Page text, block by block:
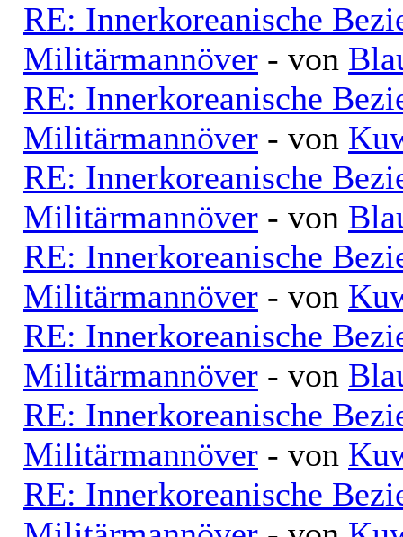
RE: Innerkoreanische
Militärmannöver - von
RE: Innerkoreanische
Militärmannöver - von
RE: Innerkoreanische
Militärmannöver - von
RE: Innerkoreanische
Militärmannöver - von
RE: Innerkoreanische
Militärmannöver - von
RE: Innerkoreanische
Militärmannöver - von
RE: Innerkoreanische